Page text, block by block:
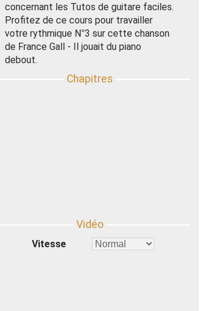
concernant les Tutos de guitare faciles.
Profitez de ce cours pour travailler
votre rythmique N°3 sur cette chanson
de France Gall - Il jouait du piano
debout.
Vitesse